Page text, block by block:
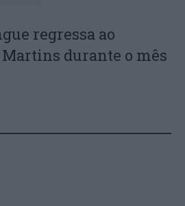
regressa ao
durante o mês